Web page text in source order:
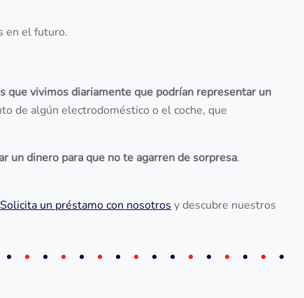
en el futuro.
que vivimos diariamente que podrían representar un
de algún electrodoméstico o el coche, que
un dinero para que no te agarren de sorpresa.
Solicita un préstamo con nosotros y descubre nuestros